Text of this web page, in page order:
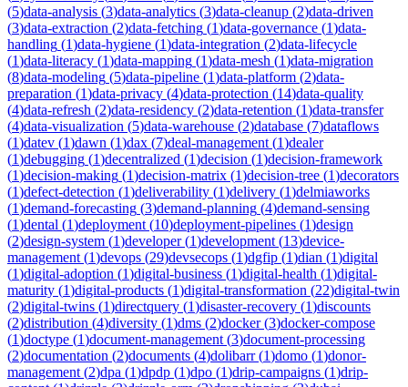
(5)data-analysis (3)data-analytics (3)data-cleanup (2)data-driven
(3)data-extraction (2)data-fetching (1)data-governance (1)data-
handling (1)data-hygiene (1)data-integration (2)data-lifecycle
(1)data-literacy (1)data-mapping (1)data-mesh (1)data-migration
(8)data-modeling (5)data-pipeline (1)data-platform (2)data-
preparation (1)data-privacy (4)data-protection (14)data-quality
(4)data-refresh (2)data-residency (2)data-retention (1)data-transfer
(4)data-visualization (5)data-warehouse (2)database (7)dataflows
(1)datev (1)dawn (1)dax (7)deal-management (1)dealer
(1)debugging (1)decentralized (1)decision (1)decision-framework
(1)decision-making (1)decision-matrix (1)decision-tree (1)decorators
(1)defect-detection (1)deliverability (1)delivery (1)delmiaworks
(1)demand-forecasting (3)demand-planning (4)demand-sensing
(1)dental (1)deployment (10)deployment-pipelines (1)design
(2)design-system (1)developer(1)development (13)device-
management (1)devops (29)devsecops (1)dgfip (1)dian (1)digital
(1)digital-adoption (1)digital-business (1)digital-health (1)digital-
maturity (1)digital-products (1)digital-transformation (22)digital-twin
(2)digital-twins (1)directquery (1)disaster-recovery (1)discounts
(2)distribution (4)diversity (1)dms (2)docker(3)docker-compose
(1)doctype (1)document-management (3)document-processing
(2)documentation (2)documents (4)dolibarr(1)domo (1)donor-
management (2)dpa (1)dpdp (1)dpo (1)drip-campaigns (1)drip-